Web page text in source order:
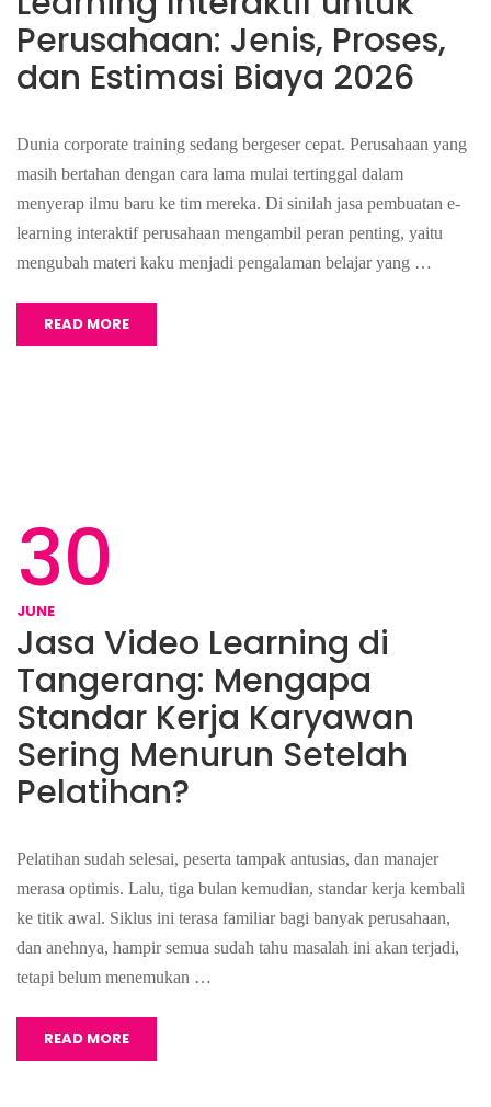
Perusahaan: Jenis, Proses,
dan Estimasi Biaya 2026
Dunia corporate training sedang bergeser cepat. Perusahaan yang
masih bertahan dengan cara lama mulai tertinggal dalam
menyerap ilmu baru ke tim mereka. Di sinilah jasa pembuatan e-
learning interaktif perusahaan mengambil peran penting, yaitu
mengubah materi kaku menjadi pengalaman belajar yang …
READ MORE
30
JUNE
Jasa Video Learning di
Tangerang: Mengapa
Standar Kerja Karyawan
Sering Menurun Setelah
Pelatihan?
Pelatihan sudah selesai, peserta tampak antusias, dan manajer
merasa optimis. Lalu, tiga bulan kemudian, standar kerja kembali
ke titik awal. Siklus ini terasa familiar bagi banyak perusahaan,
dan anehnya, hampir semua sudah tahu masalah ini akan terjadi,
tetapi belum menemukan …
READ MORE